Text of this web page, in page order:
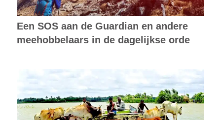
Een SOS aan de Guardian en andere
meehobbelaars in de dagelijkse orde